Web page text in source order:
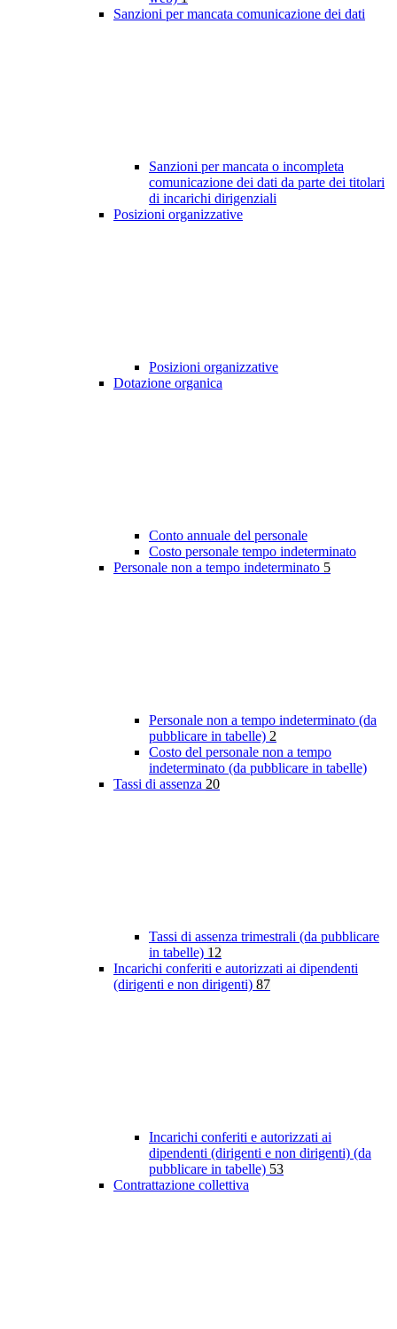
Sanzioni per mancata comunicazione dei dati
Sanzioni per mancata o incompleta
comunicazione dei dati da parte dei titolari
di incarichi dirigenziali
Posizioni organizzative
Posizioni organizzative
Dotazione organica
Conto annuale del personale
Costo personale tempo indeterminato
Personale non a tempo indeterminato 5
Personale non a tempo indeterminato (da
pubblicare in tabelle) 2
Costo del personale non a tempo
indeterminato (da pubblicare in tabelle)
Tassi di assenza 20
Tassi di assenza trimestrali (da pubblicare
in tabelle) 12
Incarichi conferiti e autorizzati ai dipendenti
(dirigenti e non dirigenti) 87
Incarichi conferiti e autorizzati ai
dipendenti (dirigenti e non dirigenti) (da
pubblicare in tabelle) 53
Contrattazione collettiva